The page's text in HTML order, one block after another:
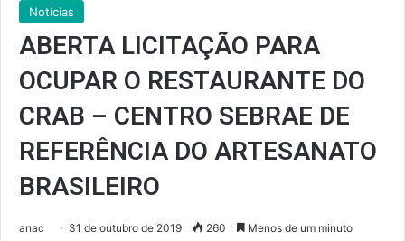
Notícias
ABERTA LICITAÇÃO PARA
OCUPAR O RESTAURANTE DO
CRAB – CENTRO SEBRAE DE
REFERÊNCIA DO ARTESANATO
BRASILEIRO
anac 31 de outubro de 2019 260 Menos de um minuto